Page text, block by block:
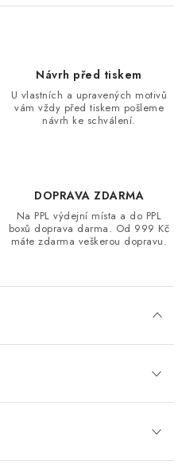
Návrh před tiskem
U vlastních a upravených motivů
vám vždy před tiskem pošleme
návrh ke schválení.
DOPRAVA ZDARMA
Na PPL výdejní místa a do PPL
boxů doprava darma. Od 999 Kč
máte zdarma veškerou dopravu.